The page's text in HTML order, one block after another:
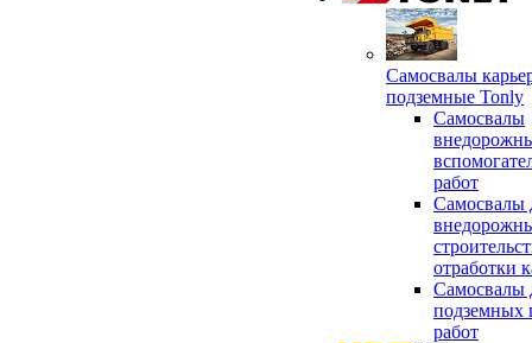
Самосвалы
подземные Tonly
Самосвалы
работ
Самосвалы
отработки
Самосвалы
подземных
работ